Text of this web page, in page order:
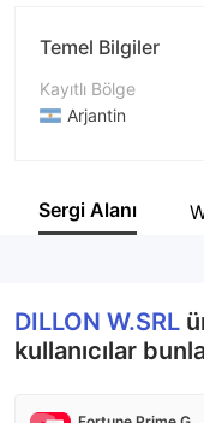
Temel Bilgiler
Kayıtlı Bölge
Arjantin
Şirket Adı
Sergi Alanı
DILLON W.SRL
kullanıcılar